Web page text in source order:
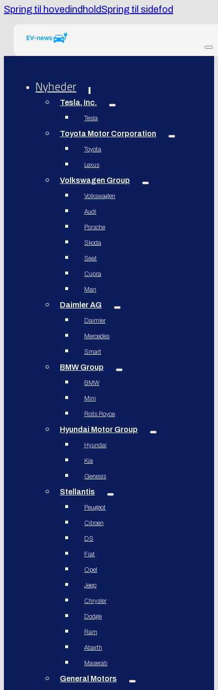
Spring til hovedindholdSpring til sidefod
Nyheder
Tesla, Inc.
Tesla
Toyota Motor Corporation
Toyota
Lexus
Volkswagen Group
Volkswagen
Audi
Porsche
Skoda
Seat
Cupra
Man
Daimler AG
Daimler
Mercedes
Smart
BMW Group
BMW
Mini
Rolls Royce
Hyundai Motor Group
Hyundai
Kia
Genesis
Stellantis
Peugeot
Citroen
DS
Fiat
Opel
Jeep
Chrysler
Dodge
Ram
Abarth
Maserati
General Motors